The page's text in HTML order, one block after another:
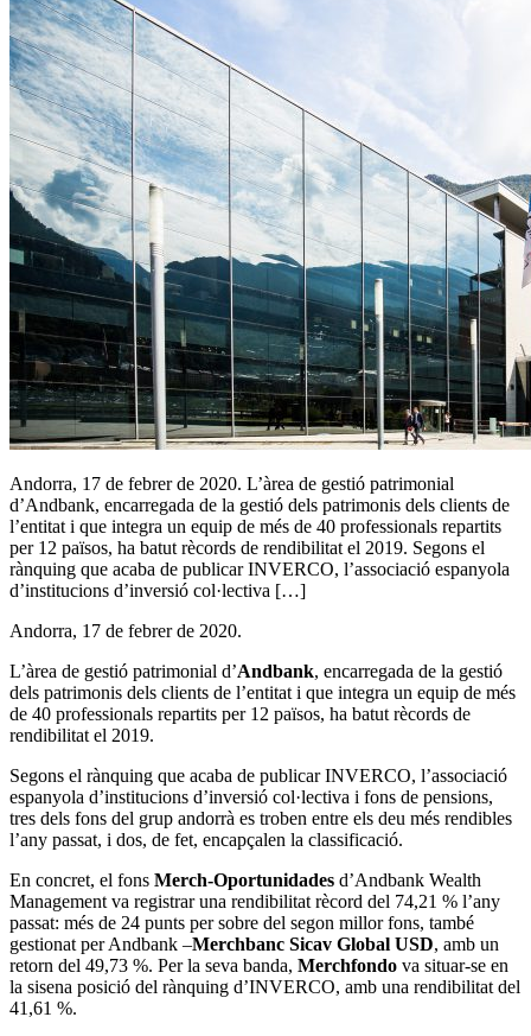
Andorra, 17 de febrer de 2020. L’àrea de gestió patrimonial
d’Andbank, encarregada de la gestió dels patrimonis dels clients de
l’entitat i que integra un equip de més de 40 professionals repartits
per 12 països, ha batut rècords de rendibilitat el 2019. Segons el
rànquing que acaba de publicar INVERCO, l’associació espanyola
d’institucions d’inversió col·lectiva […]
Andorra, 17 de febrer de 2020.
L’àrea de gestió patrimonial d’Andbank, encarregada de la gestió
dels patrimonis dels clients de l’entitat i que integra un equip de més
de 40 professionals repartits per 12 països, ha batut rècords de
rendibilitat el 2019.
Segons el rànquing que acaba de publicar INVERCO, l’associació
espanyola d’institucions d’inversió col·lectiva i fons de pensions,
tres dels fons del grup andorrà es troben entre els deu més rendibles
l’any passat, i dos, de fet, encapçalen la classificació.
En concret, el fons Merch-Oportunidades d’Andbank Wealth
Management va registrar una rendibilitat rècord del 74,21 % l’any
passat: més de 24 punts per sobre del segon millor fons, també
gestionat per Andbank –Merchbanc Sicav Global USD, amb un
retorn del 49,73 %. Per la seva banda, Merchfondo va situar-se en
la sisena posició del rànquing d’INVERCO, amb una rendibilitat del
41,61 %.